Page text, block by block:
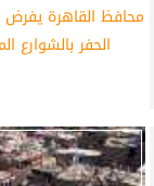
محافظ القاهرة
الحفر بالشوارع